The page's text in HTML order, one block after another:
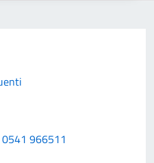
966511